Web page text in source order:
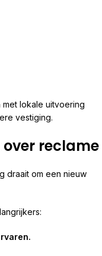
lokale uitvoering
vestiging.
reclame
draait om een nieuw